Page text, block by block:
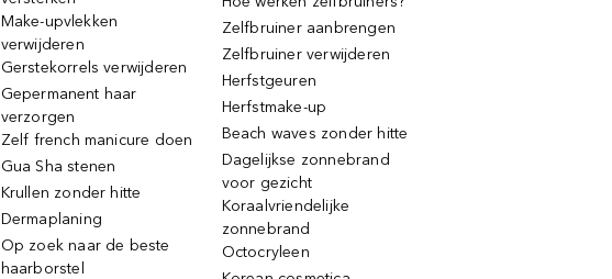
Make-upvlekken
verwijderen
Gerstekorrels verwijderen
Gepermanent haar
verzorgen
Zelf french manicure doen
Gua Sha stenen
Krullen zonder hitte
Dermaplaning
Op zoek naar de beste
haarborstel
Zelfbruiner aanbrengen
Zelfbruiner verwijderen
Herfstgeuren
Herfstmake-up
Beach waves zonder hitte
Dagelijkse zonnebrand
voor gezicht
Koraalvriendelijke
zonnebrand
Octocryleen